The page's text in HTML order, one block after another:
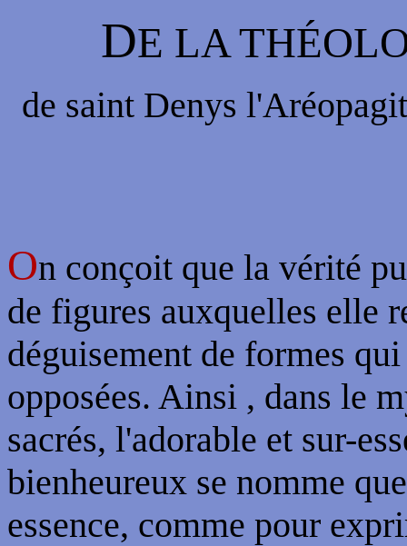
DE LA
de saint Denys
On conçoit que la vérité
de figures auxquelles elle
déguisement de formes
opposées. Ainsi , dans le
sacrés, l'adorable et sur-
bienheureux se nomme
essence, comme pour